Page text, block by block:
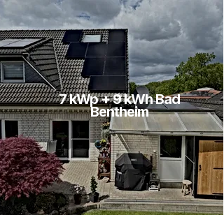
7 kWp + 9 kWh Bad
Bentheim